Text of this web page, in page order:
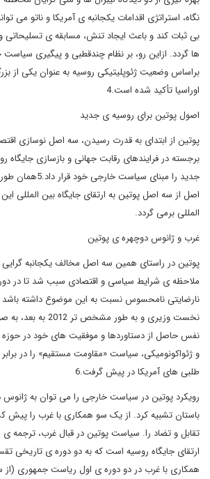
نگاه، استراتژی اقدامات یکجانبه ی آمریکا و ناتو می
بی ثبات کند و باعث ایجاد تنش، مسابقه ی
ها گردد. ازاین رو، بر نظام چندقطبی و پیگیری
براساس وضعیت ژئوپلیتیکی روسیه به عنوان یکی از
اوراسیا تأکید شده است.4
اصول پوتین برای روسیه ی جدید
پوتین از ابتدای به قدرت رسیدن، سه اصل نوسازی
برجسته در فرایندهای رقابت جهانی و بازسازی جایگاه
جدید را مبنای
اصل از سه اصل پوتین به ارتقای جایگاه بین المللی
المللی برمی گردد.
غرب و ژانوس دوچهره ی پوتین
پوتین در راستای همین سه اصل مخالف یکجانبه گرایی
ملاحظه ی شرایط سیاسی و اقتصادی سبب شد تا در
نارضایتی نامحسوس نسبت به این موضوع داشته باشد و
نخست وزیری و به طور
نفس حاصل از دستاوردها و موفقیت های خود در
و ژئواکونومیکی، سیاست «مقاومت مستقیم» را در
طلبی های آمریکا در پیش گرفت.6
رویکرد پوتین در سیاست خارجی را می توان به ژانوس
باستان تشبیه کرد. از یک سو همکاری با غرب را پیش
تقابل و تضاد را. سیاست پوتین در قبال غرب، ترجمه
ارتقای جایگاه روسیه است که به دو دوره ی تاریخی